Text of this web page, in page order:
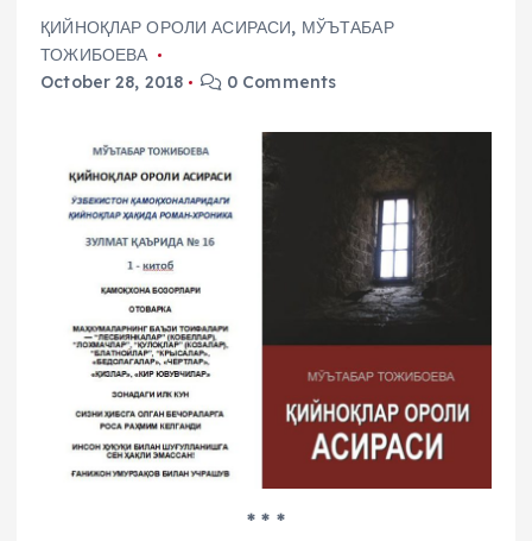
ҚИЙНОҚЛАР ОРОЛИ АСИРАСИ, МЎЪТАБАР
ТОЖИБОЕВА
October 28, 2018
0 Comments
* * *